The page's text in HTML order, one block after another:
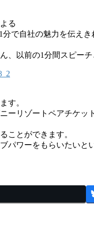
る
分で自社の魅力を伝え
、以前の1分間スピー
す。
ーリゾートペアチケッ
ことができます。
パワーをもらいたいと